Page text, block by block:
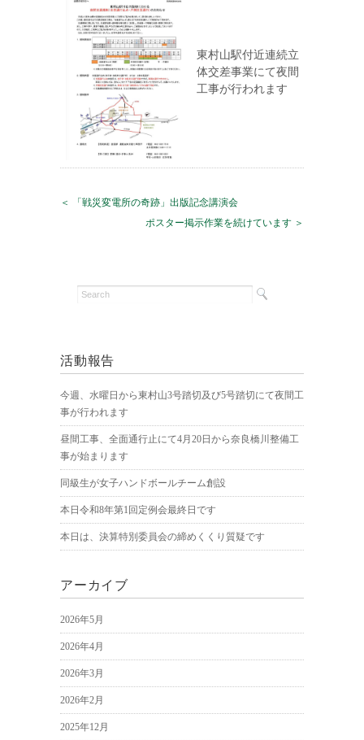
東村山駅付近連続立
体交差事業にて夜間
工事が行われます
＜ 「戦災変電所の奇跡」出版記念講演会
ポスター掲示作業を続けています ＞
活動報告
今週、水曜日から東村山3号踏切及び5号踏切にて夜間工
事が行われます
昼間工事、全面通行止にて4月20日から奈良橋川整備工
事が始まります
同級生が女子ハンドボールチーム創設
本日令和8年第1回定例会最終日です
本日は、決算特別委員会の締めくくり質疑です
アーカイブ
2026年5月
2026年4月
2026年3月
2026年2月
2025年12月